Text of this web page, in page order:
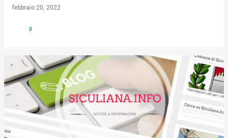
febbraio 20, 2022
0